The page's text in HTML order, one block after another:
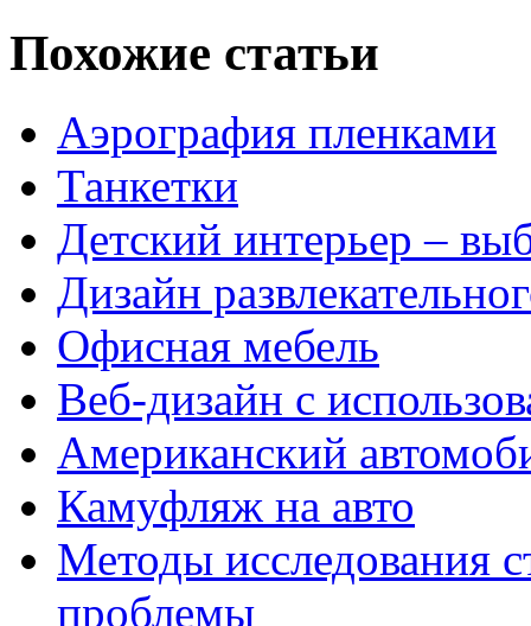
Похожие статьи
Аэрография пленками
Танкетки
Детский интерьер –
Дизайн
Офисная мебель
Веб-дизайн с
Американский
Камуфляж на авто
Методы исследования
проблемы